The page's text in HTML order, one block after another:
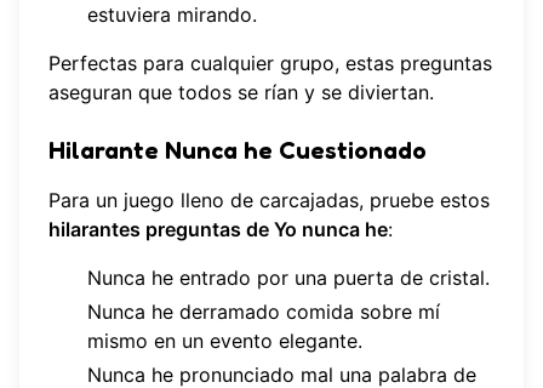
estuviera mirando.
Perfectas para cualquier grupo, estas preguntas
aseguran que todos se rían y se diviertan.
Hilarante Nunca he Cuestionado
Para un juego lleno de carcajadas, pruebe estos
hilarantes preguntas de Yo nunca he:
Nunca he entrado por una puerta de cristal.
Nunca he derramado comida sobre mí
mismo en un evento elegante.
Nunca he pronunciado mal una palabra de